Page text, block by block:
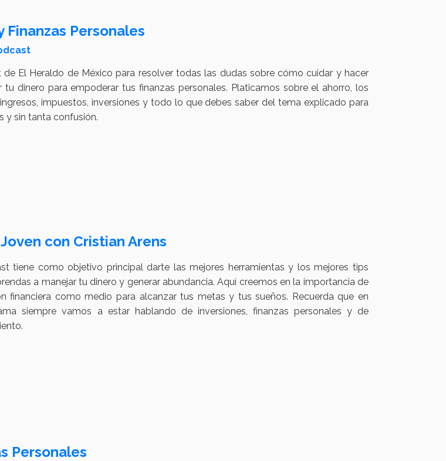
Finanzas Personales
de El Heraldo de México para resolver todas las dudas sobre cómo cuidar y hacer
tu dinero para empoderar tus finanzas personales. Platicamos sobre el ahorro, los
impuestos, inversiones y todo lo que debes saber del tema explicado para
y sin tanta confusión.
con Cristian Arens
tiene como objetivo principal darte las mejores herramientas y los mejores tips
a manejar tu dinero y generar abundancia. Aquí creemos en la importancia de
financiera como medio para alcanzar tus metas y tus sueños. Recuerda que en
siempre vamos a estar hablando de inversiones, finanzas personales y de
Personales